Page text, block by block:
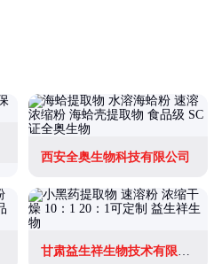
西安全奥生物科技有限公司
甘肃益生祥生物技术有限公司